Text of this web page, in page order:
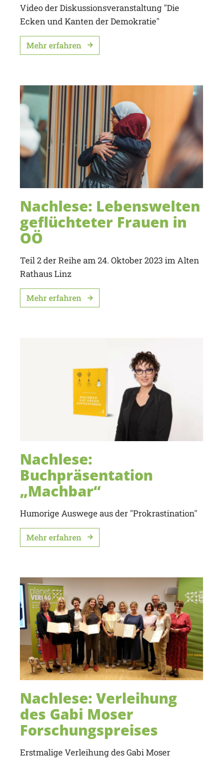
Video der Diskussionsveranstaltung "Die
Ecken und Kanten der Demokratie"
Mehr erfahren
Nachlese: Lebenswelten
geflüchteter Frauen in
OÖ
Teil 2 der Reihe am 24. Oktober 2023 im Alten
Rathaus Linz
Mehr erfahren
Nachlese:
Buchpräsentation
„Machbar“
Humorige Auswege aus der "Prokrastination"
Mehr erfahren
Nachlese: Verleihung
des Gabi Moser
Forschungspreises
Erstmalige Verleihung des Gabi Moser